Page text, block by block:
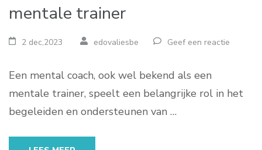
mentale trainer
2 dec,2023 edovaliesbe Geef een reactie
Een mental coach, ook wel bekend als een
mentale trainer, speelt een belangrijke rol in het
begeleiden en ondersteunen van …